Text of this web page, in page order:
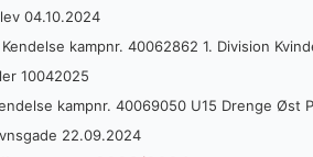
04.10.2024
kampnr. 40062862 1. Division
10042025
kampnr. 40069050 U15 Drenge Øst
22.09.2024